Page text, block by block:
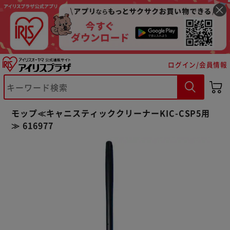
ログイン/会員情報
モップ≪キャニスティッククリーナーKIC-CSP5用
≫ 616977
※ご確認ください
カートに入れる 購入手続きへ